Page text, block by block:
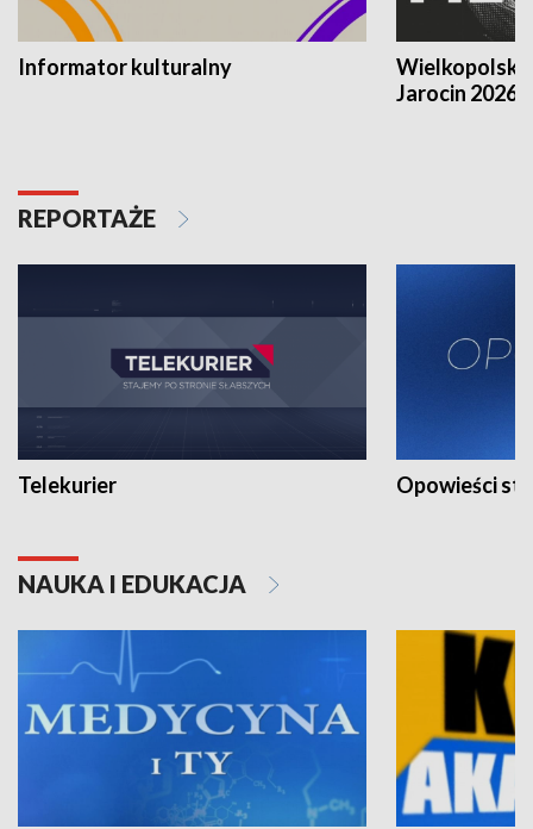
Informator kulturalny
Jarocin 2026
REPORTAŻE
Telekurier Opowieści
NAUKA I EDUKACJA